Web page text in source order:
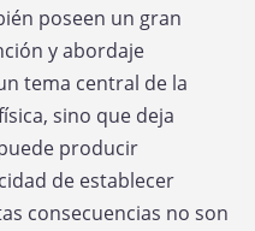
poseen un gran
y abordaje
tema central de la
sino que deja
producir
de establecer
consecuencias no son